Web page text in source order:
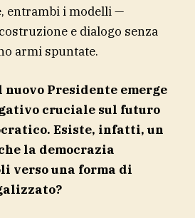
entrambi i modelli —
e dialogo senza
armi spuntate.
nuovo Presidente emerge
cruciale sul futuro
Esiste, infatti, un
la democrazia
verso una forma di